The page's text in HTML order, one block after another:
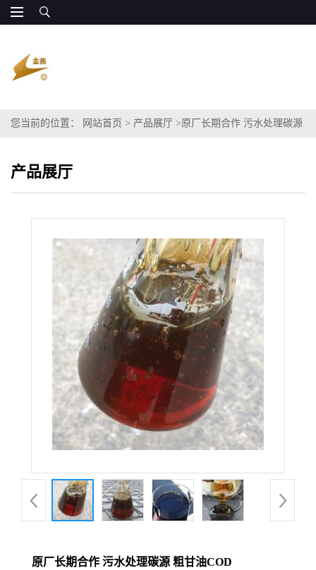
您当前的位置： 网站首页 > 产品展厅 >原厂长期合作 污水处理碳源
产品展厅
原厂长期合作 污水处理碳源 粗甘油COD